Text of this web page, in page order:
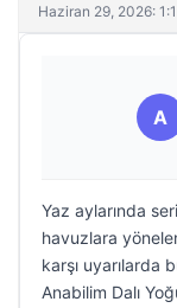
Haziran 29, 2026:
A
Yaz aylarında
havuzlara
karşı uyarılarda
Anabilim Dalı